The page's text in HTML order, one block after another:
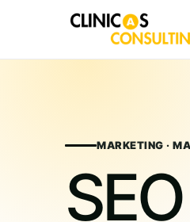
MARKETING ·